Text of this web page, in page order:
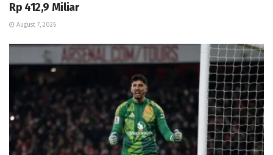
Rp 412,9 Miliar
August 7, 2026